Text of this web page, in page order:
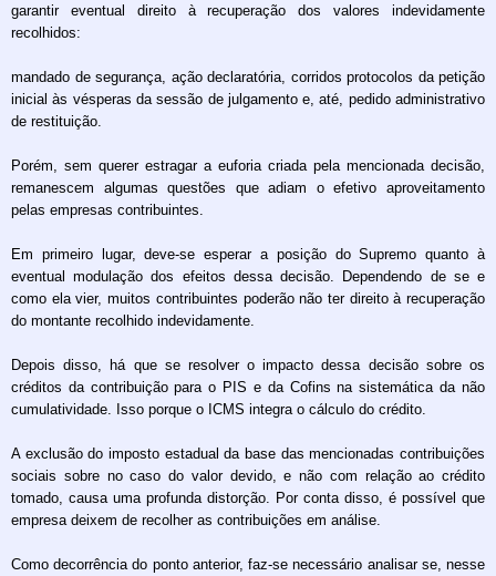
garantir eventual direito à recuperação dos valores indevidamente
recolhidos:
mandado de segurança, ação declaratória, corridos protocolos da petição
inicial às vésperas da sessão de julgamento e, até, pedido administrativo
de restituição.
Porém, sem querer estragar a euforia criada pela mencionada decisão,
remanescem algumas questões que adiam o efetivo aproveitamento
pelas empresas contribuintes.
Em primeiro lugar, deve-­se esperar a posição do Supremo quanto à
eventual modulação dos efeitos dessa decisão. Dependendo de se e
como ela vier, muitos contribuintes poderão não ter direito à recuperação
do montante recolhido indevidamente.
Depois disso, há que se resolver o impacto dessa decisão sobre os
créditos da contribuição para o PIS e da Cofins na sistemática da não
cumulatividade. Isso porque o ICMS integra o cálculo do crédito.
A exclusão do imposto estadual da base das mencionadas contribuições
sociais sobre no caso do valor devido, e não com relação ao crédito
tomado, causa uma profunda distorção. Por conta disso, é possível que
empresa deixem de recolher as contribuições em análise.
Como decorrência do ponto anterior, faz-­se necessário analisar se, nesse